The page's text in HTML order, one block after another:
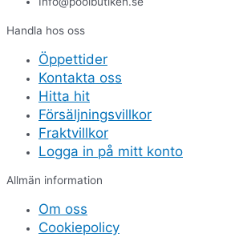
Handla hos oss
Öppettider
Kontakta oss
Hitta hit
Försäljningsvillkor
Fraktvillkor
Logga in på mitt konto
Allmän information
Om oss
Cookiepolicy